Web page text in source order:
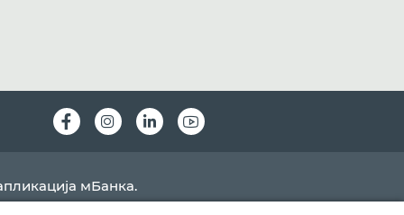
Instagram
LinkedInYoutube
мБанка.